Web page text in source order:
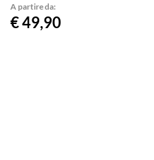
A partire da:
€ 49,90